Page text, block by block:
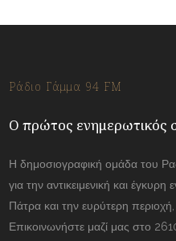
Ράδιο Γάμμα 94 FM
Ο πρώτος ενημερωτικός
Η δημοσιογραφική ομάδα του
για την αντικειμενική και
Πάτρα και την ευρύτερη περιοχή,
Επικοινωνήστε μαζί μας στο